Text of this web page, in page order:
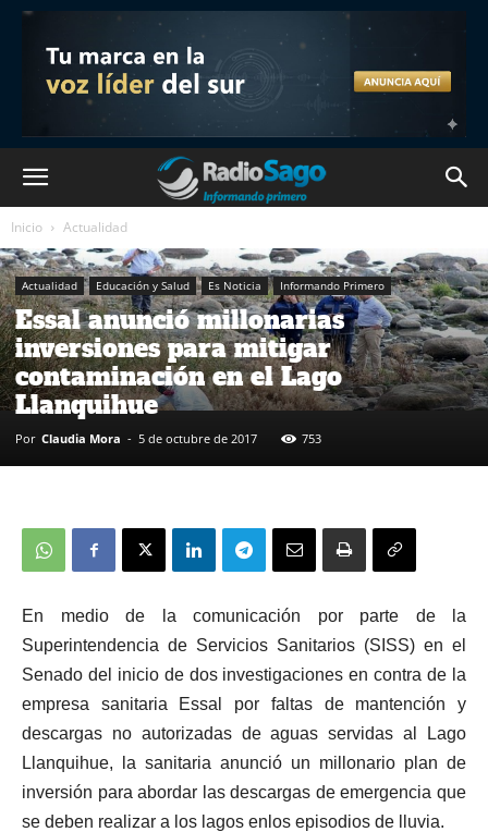
Inicio Actualidad
Actualidad Educación y Salud Es Noticia Informando Primero
Essal anunció millonarias
inversiones para mitigar
contaminación en el Lago
Llanquihue
Por Claudia Mora - 5 de octubre de 2017 753
En medio de la comunicación por parte de la
Superintendencia de Servicios Sanitarios (SISS) en el
Senado del inicio de dos investigaciones en contra de la
empresa sanitaria Essal por faltas de mantención y
descargas no autorizadas de aguas servidas al Lago
Llanquihue, la sanitaria anunció un millonario plan de
inversión para abordar las descargas de emergencia que
se deben realizar a los lagos enlos episodios de lluvia.